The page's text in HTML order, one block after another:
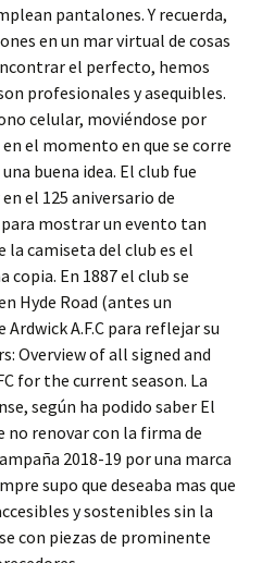
pantalones. Y recuerda,
en un mar virtual de cosas
el perfecto, hemos
profesionales y asequibles.
celular, moviéndose por
el momento en que se corre
buena idea. El club fue
el 125 aniversario de
mostrar un evento tan
camiseta del club es el
copia. En 1887 el club se
Hyde Road (antes un
A.F.C para reflejar su
Overview of all signed and
for the current season. La
según ha podido saber El
no renovar con la firma de
2018-19 por una marca
supo que deseaba mas que
y sostenibles sin la
con piezas de prominente